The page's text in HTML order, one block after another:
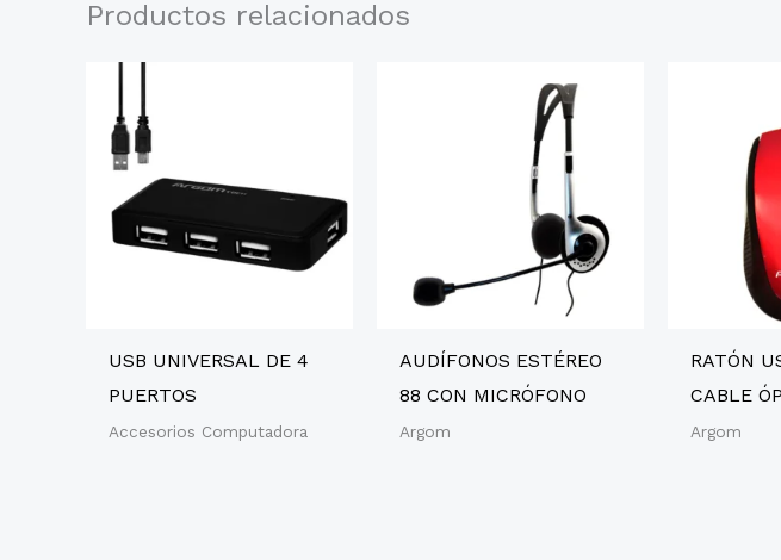
Productos relacionados
USB UNIVERSAL DE 4
PUERTOS
Accesorios Computadora
AUDÍFONOS ESTÉREO
88 CON MICRÓFONO
Argom
RATÓN
CABLE
Argom